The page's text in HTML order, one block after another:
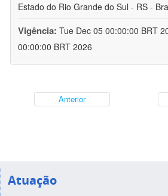
Estado do Rio Grande do Sul - RS -
Vigência: Tue Dec 05 00:00:00 BRT
00:00:00 BRT 2026
Anterior
Atuação